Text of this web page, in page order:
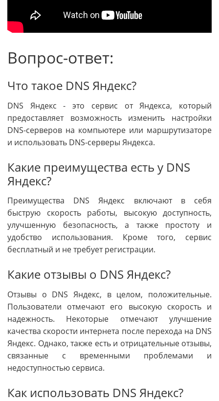
Вопрос-ответ:
Что такое DNS Яндекс?
DNS Яндекс - это сервис от Яндекса, который
предоставляет возможность изменить настройки
DNS-серверов на компьютере или маршрутизаторе
и использовать DNS-серверы Яндекса.
Какие преимущества есть у DNS
Яндекс?
Преимущества DNS Яндекс включают в себя
быструю скорость работы, высокую доступность,
улучшенную безопасность, а также простоту и
удобство использования. Кроме того, сервис
бесплатный и не требует регистрации.
Какие отзывы о DNS Яндекс?
Отзывы о DNS Яндекс, в целом, положительные.
Пользователи отмечают его высокую скорость и
надежность. Некоторые отмечают улучшение
качества скорости интернета после перехода на DNS
Яндекс. Однако, также есть и отрицательные отзывы,
связанные с временными проблемами и
недоступностью сервиса.
Как использовать DNS Яндекс?